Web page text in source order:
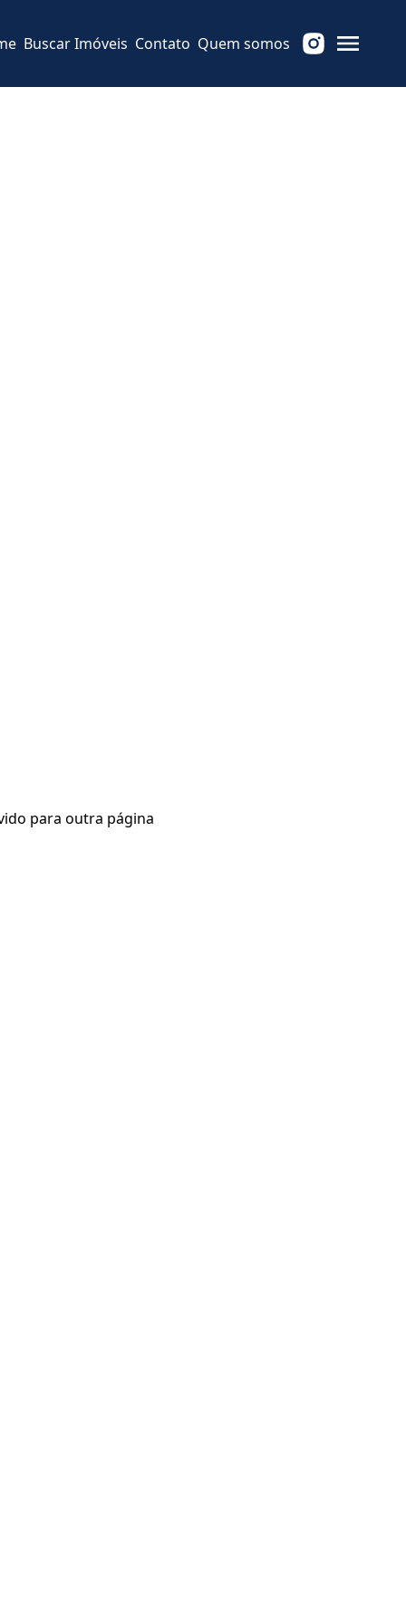
Buscar Imóveis Contato Quem somos
para outra página